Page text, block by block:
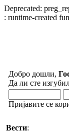
Deprecated:
: runtime-created
Добро дошли,
Да ли сте
Пријавите се
Вести: